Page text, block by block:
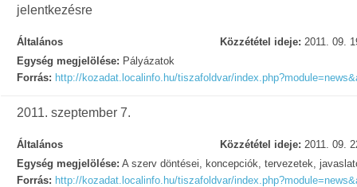
jelentkezésre
Általános Közzététel ideje: 2011. 09.
Egység megjelölése: Pályázatok
Forrás: http://kozadat.localinfo.hu/tiszafoldvar/
2011. szeptember 7.
Általános Közzététel ideje: 2011. 09.
Egység megjelölése: A szerv döntései, koncepciók, tervezetek,
Forrás: http://kozadat.localinfo.hu/tiszafoldvar/